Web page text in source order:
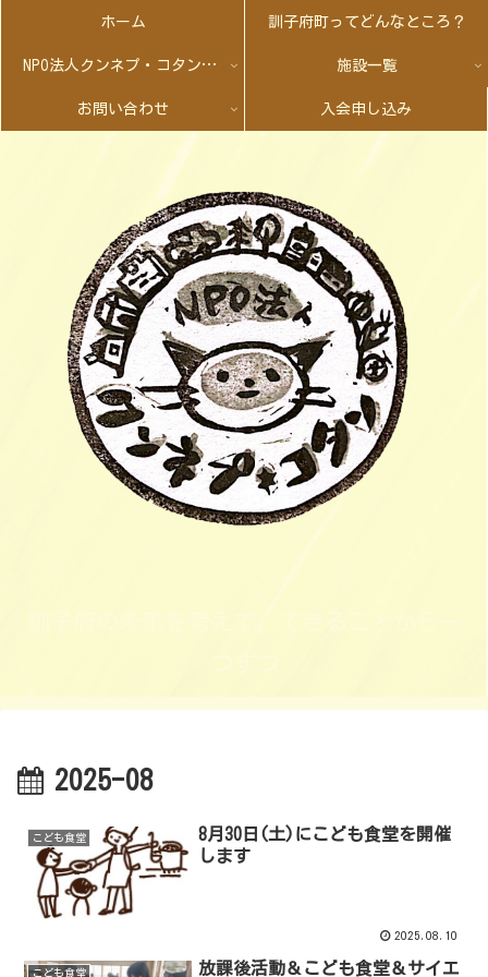
ホーム 訓子府町ってどんなところ？
NPO法人クンネプ・コタンとは 施設一覧
お問い合わせ 入会申し込み
2025-08
こども食堂
8月30日(土)にこども食堂を開催
します
2025.08.10
こども食堂 放課後活動＆こども食堂＆サイエ